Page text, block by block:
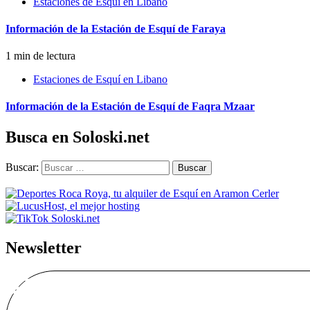
Información de la Estación de Esquí de Faraya
1 min de lectura
Estaciones de Esquí en Libano
Información de la Estación de Esquí de Faqra Mzaar
Busca en Soloski.net
Buscar:
Newsletter
Alta Boletín